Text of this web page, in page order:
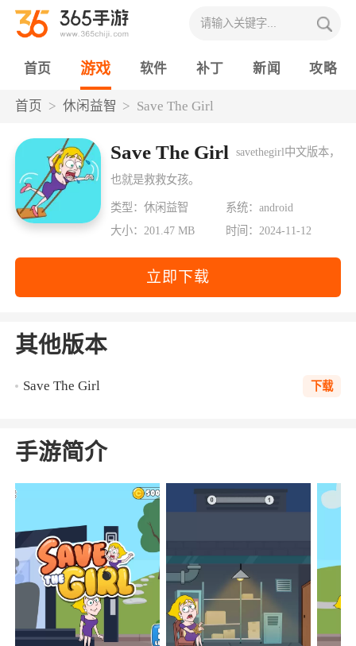
首页 游戏 软件 补丁 新闻 攻略
首页 休闲益智 Save The Girl
Save The Girl savethegirl中文版本，
也就是救救女孩。
类型：休闲益智
系统：android
大小：201.47 MB
时间：2024-11-12
立即下载
其他版本
Save The Girl 下载
手游简介